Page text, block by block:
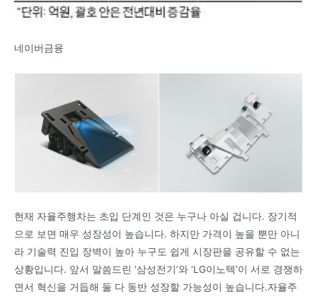
네이버금융
현재 자율주행차는 초입 단계인 것은 누구나 아실 겁니다. 장기적
으로 보면 매우 성장성이 높습니다. 하지만 가격이 높을 뿐만 아니
라 기술력 진입 장벽이 높아 누구도 쉽게 시장판을 공유할 수 없는
상황입니다. 앞서 말씀드린 ‘삼성전기’와 ‘LG이노텍’이 서로 경쟁하
면서 혁신을 거듭해 둘 다 동반 성장할 가능성이 높습니다.자율주